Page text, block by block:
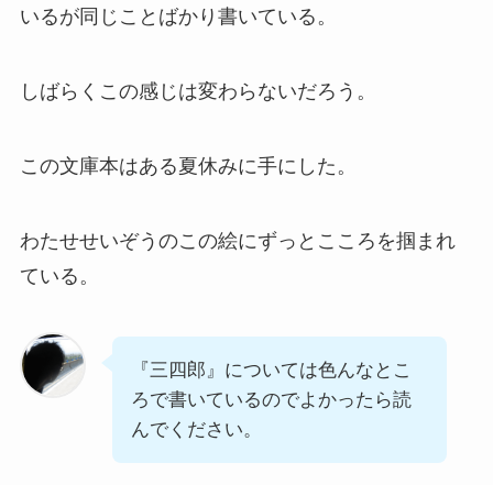
いるが同じことばかり書いている。
しばらくこの感じは変わらないだろう。
この文庫本はある夏休みに手にした。
わたせせいぞうのこの絵にずっとこころを掴まれ
ている。
『三四郎』については色んなとこ
ろで書いているのでよかったら読
んでください。